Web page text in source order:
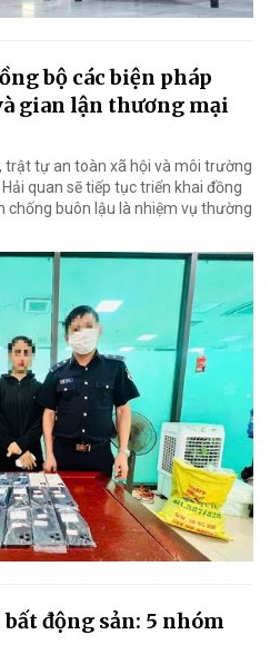
bộ các biện pháp
gian lận thương mại
trật tự an toàn xã hội và môi trường
quan sẽ tiếp tục triển khai đồng
chống buôn lậu là nhiệm vụ thường
động sản: 5 nhóm